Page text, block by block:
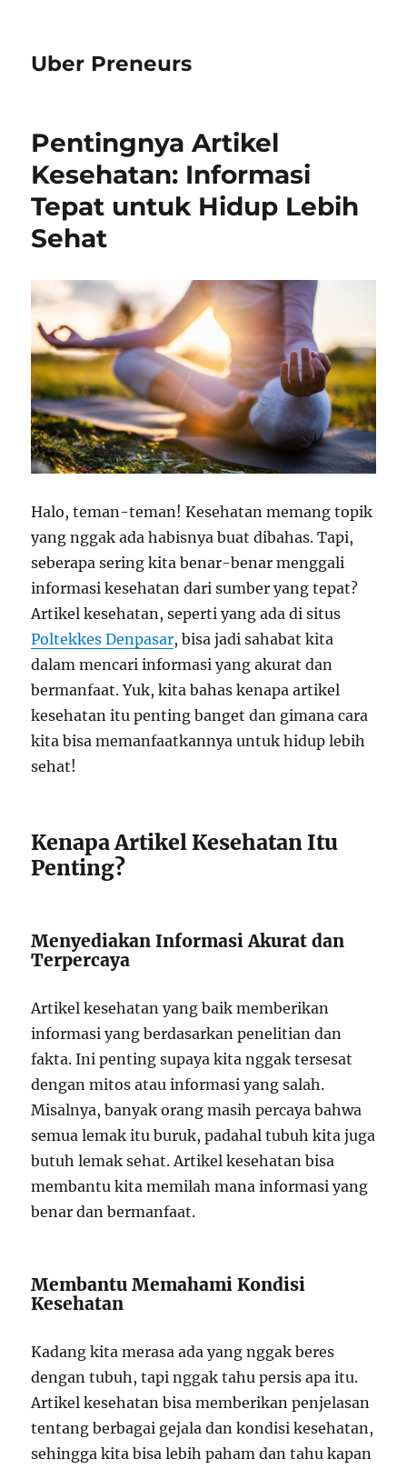
Uber Preneurs
Pentingnya Artikel
Kesehatan: Informasi
Tepat untuk Hidup Lebih
Sehat
Halo, teman-teman! Kesehatan memang topik
yang nggak ada habisnya buat dibahas. Tapi,
seberapa sering kita benar-benar menggali
informasi kesehatan dari sumber yang tepat?
Artikel kesehatan, seperti yang ada di situs
Poltekkes Denpasar, bisa jadi sahabat kita
dalam mencari informasi yang akurat dan
bermanfaat. Yuk, kita bahas kenapa artikel
kesehatan itu penting banget dan gimana cara
kita bisa memanfaatkannya untuk hidup lebih
sehat!
Kenapa Artikel Kesehatan Itu
Penting?
Menyediakan Informasi Akurat dan
Terpercaya
Artikel kesehatan yang baik memberikan
informasi yang berdasarkan penelitian dan
fakta. Ini penting supaya kita nggak tersesat
dengan mitos atau informasi yang salah.
Misalnya, banyak orang masih percaya bahwa
semua lemak itu buruk, padahal tubuh kita juga
butuh lemak sehat. Artikel kesehatan bisa
membantu kita memilah mana informasi yang
benar dan bermanfaat.
Membantu Memahami Kondisi
Kesehatan
Kadang kita merasa ada yang nggak beres
dengan tubuh, tapi nggak tahu persis apa itu.
Artikel kesehatan bisa memberikan penjelasan
tentang berbagai gejala dan kondisi kesehatan,
sehingga kita bisa lebih paham dan tahu kapan